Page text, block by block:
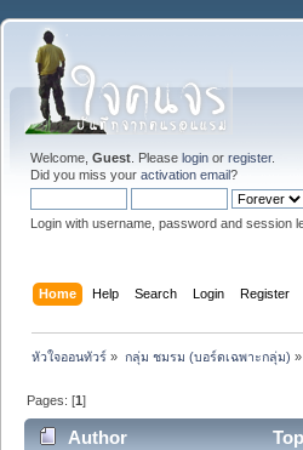
Welcome, Guest . Please login or register.
Did you miss your activation email?
Login with username, password and session
Home Help Search Login Register
หัวใจออนทัวร์ » กลุ่ม ชมรม (บอร์ดเฉพาะกลุ่ม) »
Pages: [1]
Author